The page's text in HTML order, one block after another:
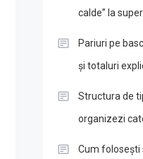
calde” la
Pariuri pe
și totaluri
Structura de
organizezi
Cum folosești